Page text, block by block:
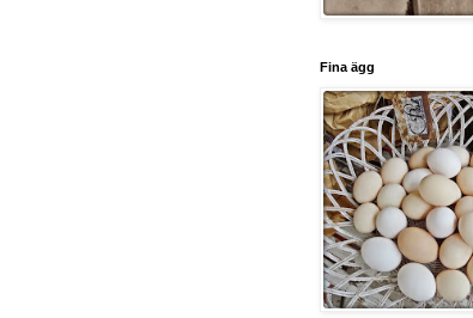
Fina ägg